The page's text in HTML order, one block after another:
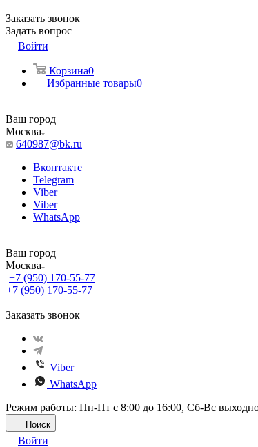
Заказать звонок
Задать вопрос
Войти
Корзина0
Избранные товары0
Ваш город
Москва
640987@bk.ru
Вконтакте
Telegram
Viber
Viber
WhatsApp
Ваш город
Москва
+7 (950) 170-55-77
+7 (950) 170-55-77
Заказать звонок
Viber
WhatsApp
Режим работы: Пн-Пт с 8:00 до 16:00, Cб-Вс
Поиск
Войти